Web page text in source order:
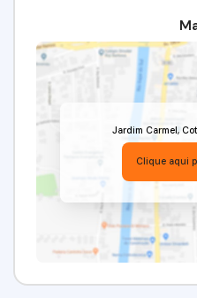
Jardim Carmel,
Clique aqui